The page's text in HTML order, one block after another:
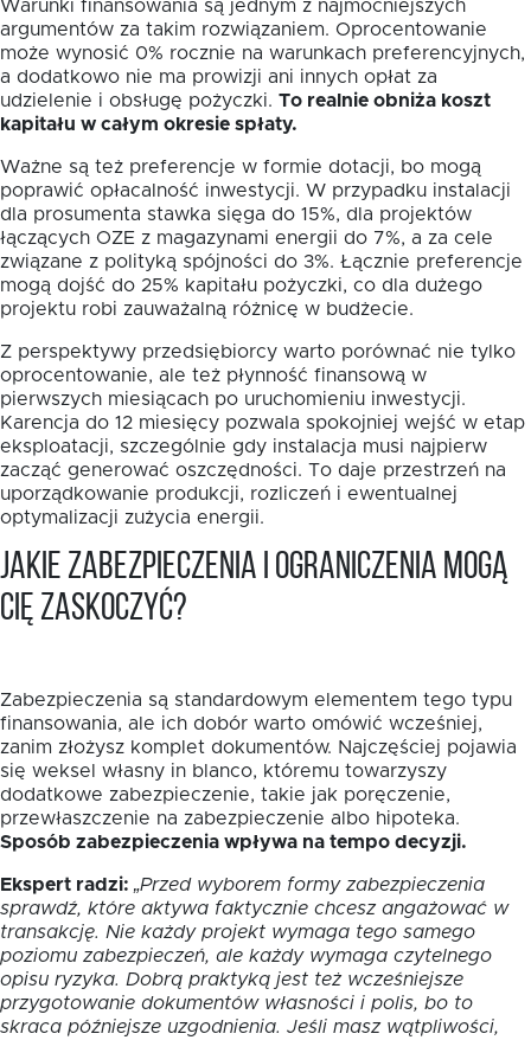
Warunki finansowania są jednym z najmocniejszych
argumentów za takim rozwiązaniem. Oprocentowanie
może wynosić 0% rocznie na warunkach preferencyjnych,
a dodatkowo nie ma prowizji ani innych opłat za
udzielenie i obsługę pożyczki. To realnie obniża koszt
kapitału w całym okresie spłaty.
Ważne są też preferencje w formie dotacji, bo mogą
poprawić opłacalność inwestycji. W przypadku instalacji
dla prosumenta stawka sięga do 15%, dla projektów
łączących OZE z magazynami energii do 7%, a za cele
związane z polityką spójności do 3%. Łącznie preferencje
mogą dojść do 25% kapitału pożyczki, co dla dużego
projektu robi zauważalną różnicę w budżecie.
Z perspektywy przedsiębiorcy warto porównać nie tylko
oprocentowanie, ale też płynność finansową w
pierwszych miesiącach po uruchomieniu inwestycji.
Karencja do 12 miesięcy pozwala spokojniej wejść w etap
eksploatacji, szczególnie gdy instalacja musi najpierw
zacząć generować oszczędności. To daje przestrzeń na
uporządkowanie produkcji, rozliczeń i ewentualnej
optymalizacji zużycia energii.
Jakie zabezpieczenia i ograniczenia mogą
Cię zaskoczyć?
Zabezpieczenia są standardowym elementem tego typu
finansowania, ale ich dobór warto omówić wcześniej,
zanim złożysz komplet dokumentów. Najczęściej pojawia
się weksel własny in blanco, któremu towarzyszy
dodatkowe zabezpieczenie, takie jak poręczenie,
przewłaszczenie na zabezpieczenie albo hipoteka.
Sposób zabezpieczenia wpływa na tempo decyzji.
Ekspert radzi: „Przed wyborem formy zabezpieczenia
sprawdź, które aktywa faktycznie chcesz angażować w
transakcję. Nie każdy projekt wymaga tego samego
poziomu zabezpieczeń, ale każdy wymaga czytelnego
opisu ryzyka. Dobrą praktyką jest też wcześniejsze
przygotowanie dokumentów własności i polis, bo to
skraca późniejsze uzgodnienia. Jeśli masz wątpliwości,